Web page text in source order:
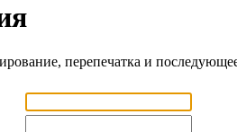
перепечатка и